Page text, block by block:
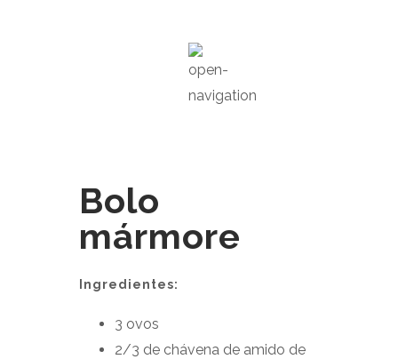
Bolo
mármore
Ingredientes:
3 ovos
2/3 de chávena de amido de